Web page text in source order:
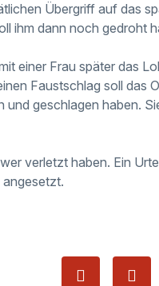
Übergriff auf das
ihm dann noch gedroht
einer Frau später das
Faustschlag soll das
und geschlagen haben.
verletzt haben. Ein